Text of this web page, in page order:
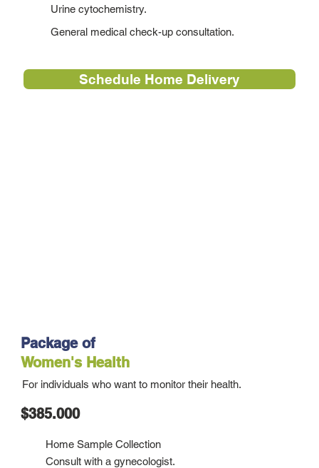
Urine cytochemistry.
General medical check-up consultation.
Schedule Home Delivery
Package of
Women's Health
For individuals who want to monitor their health.
$385.000
Home Sample Collection
Consult with a gynecologist.